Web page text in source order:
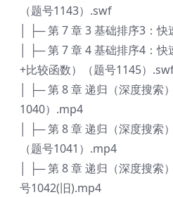
（题号1143）.swf
│ ├─ 第 7 章 3 基础排序3：
│ ├─ 第 7 章 4 基础排序4：
+比较函数）（题号1145）
│ ├─ 第 8 章 递归（深度搜索
1040）.mp4
│ ├─ 第 8 章 递归（深度搜索
（题号1041）.mp4
│ ├─ 第 8 章 递归（深度搜索
号1042(旧).mp4